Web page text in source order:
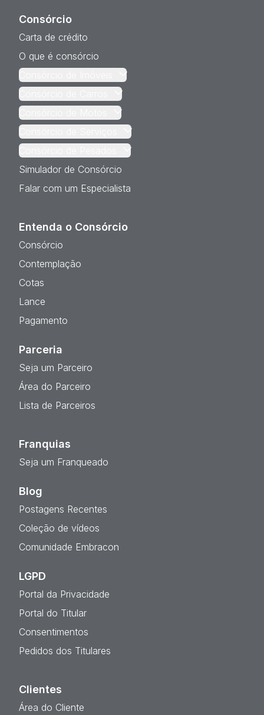
Consórcio
Carta de crédito
O que é consórcio
Simulador de Consórcio
Falar com um Especialista
Entenda o Consórcio
Consórcio
Contemplação
Cotas
Lance
Pagamento
Parceria
Seja um Parceiro
Área do Parceiro
Lista de Parceiros
Franquias
Seja um Franqueado
Blog
Postagens Recentes
Coleção de vídeos
Comunidade Embracon
LGPD
Portal da Privacidade
Portal do Titular
Consentimentos
Pedidos dos Titulares
Clientes
Área do Cliente